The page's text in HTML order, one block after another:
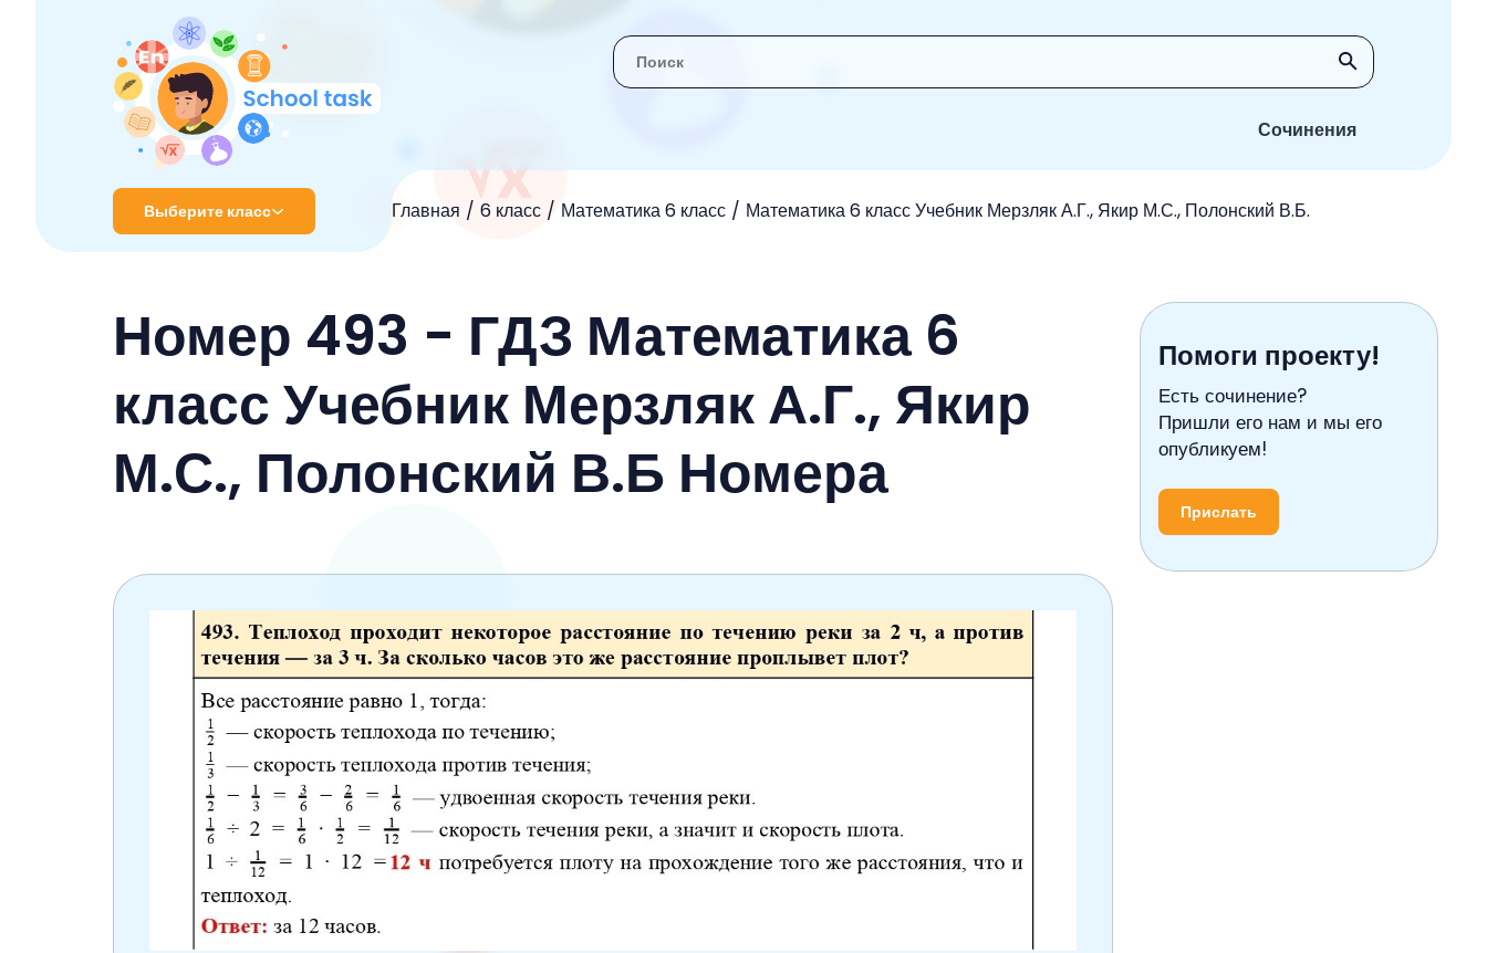
Сочинения
Выберите класс Главная 6 класс Математика 6 класс Математика 6 класс Учебник Мерзляк А.Г., Якир М.С., Полонский В.Б.
2 класс
4 класс
5 класс
Номер 493 - ГДЗ Математика 6
класс Учебник Мерзляк А.Г., Якир
М.С., Полонский В.Б Номера
Помоги проекту!
Есть сочинение?
Пришли его нам и мы его
опубликуем!
Прислать